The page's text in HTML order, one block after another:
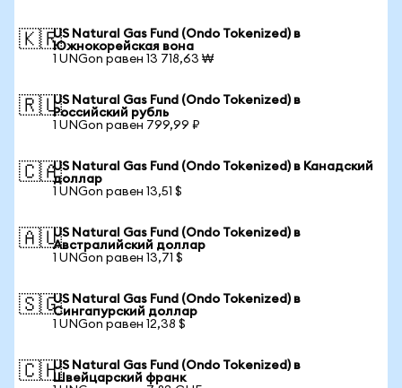
🇰🇷US Natural Gas Fund (Ondo Tokenized) в
Южнокорейская вона
1 UNGon равен 13 718,63 ₩
🇷🇺US Natural Gas Fund (Ondo Tokenized) в
Российский рубль
1 UNGon равен 799,99 ₽
🇨🇦US Natural Gas Fund (Ondo Tokenized) в Канадский
доллар
1 UNGon равен 13,51 $
🇦🇺US Natural Gas Fund (Ondo Tokenized) в
Австралийский доллар
1 UNGon равен 13,71 $
🇸🇬US Natural Gas Fund (Ondo Tokenized) в
Сингапурский доллар
1 UNGon равен 12,38 $
🇨🇭US Natural Gas Fund (Ondo Tokenized) в
Швейцарский франк